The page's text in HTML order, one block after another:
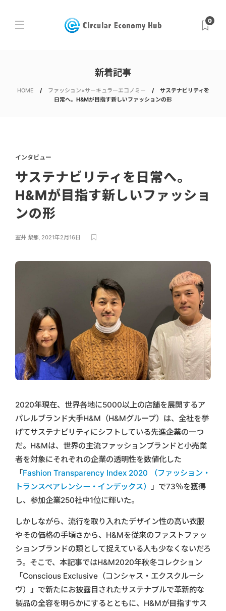
0
新着記事
HOME ファッション×サーキュラーエコノミー
サステナビリティを
日常へ。H&Mが目指す新しいファッションの形
インタビュー
サステナビリティを日常へ。
H&Mが目指す新しいファッショ
ンの形
室井 梨那, 2021年2月16日
2020年現在、世界各地に5000以上の店舗を展開するア
パレルブランド大手H&M（H&Mグループ）は、全社を挙
げてサステナビリティにシフトしている先進企業の一つ
だ。H&Mは、世界の主流ファッションブランドと小売業
者を対象にそれぞれの企業の透明性を数値化した
「Fashion Transparency Index 2020 （ファッション・
トランスペアレンシー・インデックス） 」で73％を獲得
し、参加企業250社中1位に輝いた。
しかしながら、流行を取り入れたデザイン性の高い衣服
やその価格の手頃さから、H&Mを従来のファストファッ
ションブランドの類として捉えている人も少なくないだろ
う。そこで、本記事ではH&M2020年秋冬コレクション
「Conscious Exclusive（コンシャス・エクスクルーシ
ヴ）」で新たにお披露目されたサステナブルで革新的な
製品の全容を明らかにするとともに、H&Mが目指すサス